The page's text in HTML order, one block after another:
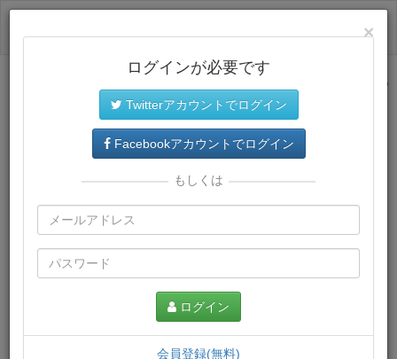
サイトトップに戻る
プレミアム会員では、教材がダウンロードでき、快適な動画
再生環境が提供されます。
×
ログインが必要です
Twitterアカウントでログイン
Facebookアカウントでログイン
もしくは
ログイン
会員登録(無料)